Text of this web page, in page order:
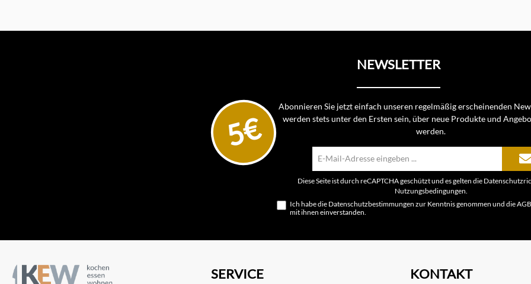
NEWSLETTER
5€
Abonnieren Sie jetzt einfach unseren regelmäßig erscheinenden
werden stets unter den Ersten sein, über neue Produkte und
werden.
Mail-
Adresse*
Diese Seite ist durch reCAPTCHA geschützt und es gelten die
Nutzungsbedingungen
Ich habe die Datenschutzbestimmungen zur Kenntnis genommen und dieAGB
mit ihnen einverstanden.
SERVICE KONTAKT